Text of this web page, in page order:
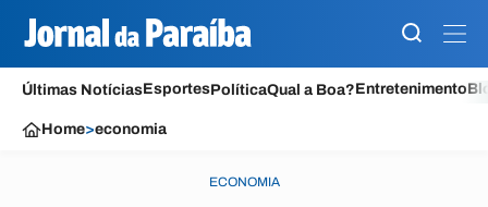
Últimas NotíciasEsportesPolíticaQual a Boa?Entretenimento
Home>economia
ECONOMIA